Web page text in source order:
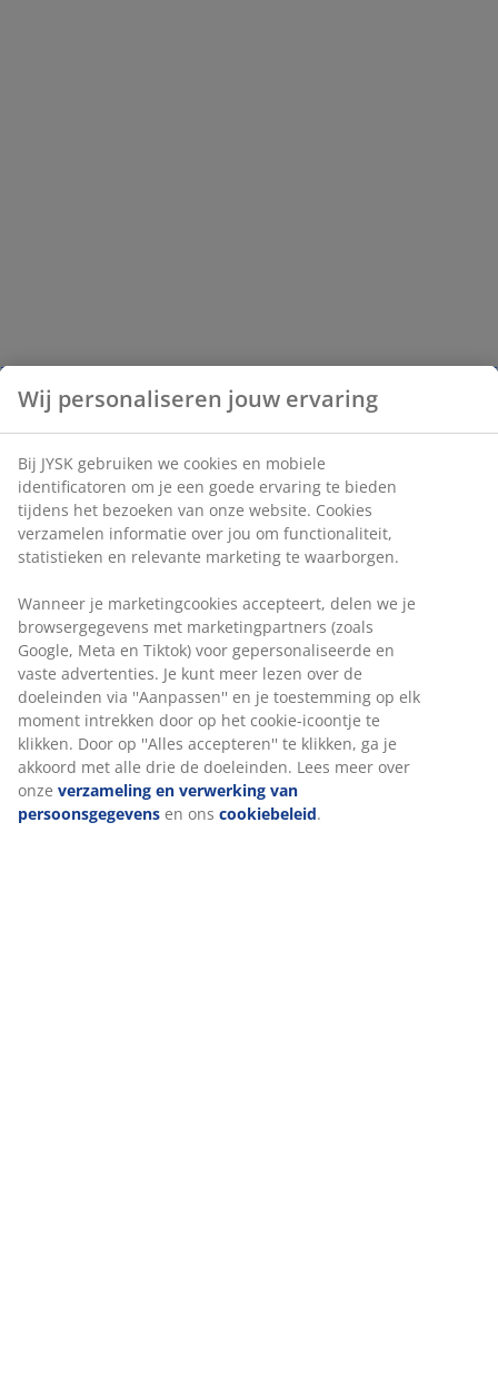
Wij personaliseren jouw ervaring
Bij JYSK gebruiken we cookies en mobiele
identificatoren om je een goede ervaring te bieden
tijdens het bezoeken van onze website. Cookies
verzamelen informatie over jou om functionaliteit,
statistieken en relevante marketing te waarborgen.
Wanneer je marketingcookies accepteert, delen we je
browsergegevens met marketingpartners (zoals
Google, Meta en Tiktok) voor gepersonaliseerde en
vaste advertenties. Je kunt meer lezen over de
doeleinden via ''Aanpassen'' en je toestemming op elk
moment intrekken door op het cookie-icoontje te
klikken. Door op ''Alles accepteren'' te klikken, ga je
akkoord met alle drie de doeleinden. Lees meer over
onze verzameling en verwerking van
persoonsgegevens en ons cookiebeleid.